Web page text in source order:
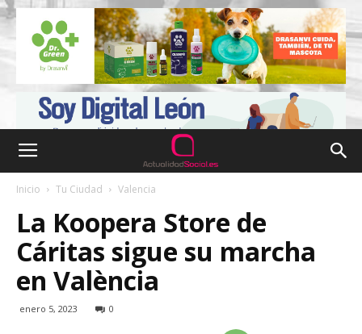
Inicio Tu Ciudad Valencia
La Koopera Store de
Cáritas sigue su marcha
en València
enero 5, 2023 0